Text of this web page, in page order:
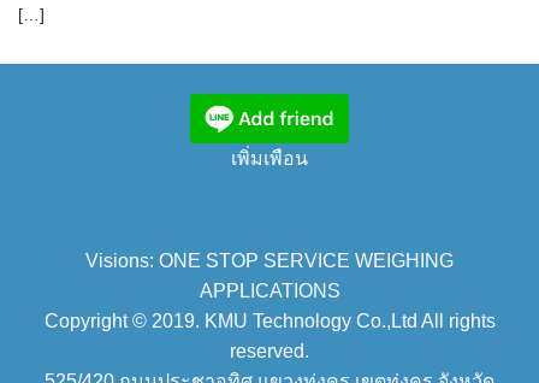
[…]
เพิ่มเพือน
Visions: ONE STOP SERVICE WEIGHING
APPLICATIONS
Copyright © 2019. KMU Technology Co.,Ltd All rights
reserved.